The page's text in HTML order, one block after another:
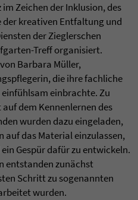
Zeichen der Inklusion, des
der kreativen Entfaltung und
der Zieglerschen
Treff organisiert.
Barbara Müller,
die ihre fachliche
einbrachte. Zu
dem Kennenlernen des
wurden dazu eingeladen,
auf das Material einzulassen,
Gespür dafür zu entwickeln.
entstanden zunächst
Schritt zu sogenannten
wurden.